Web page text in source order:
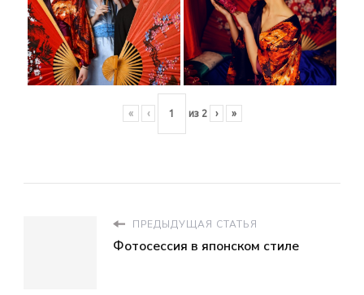
« ‹ из 2 › »
ПРЕДЫДУЩАЯ СТАТЬЯ
Фотосессия в японском стиле